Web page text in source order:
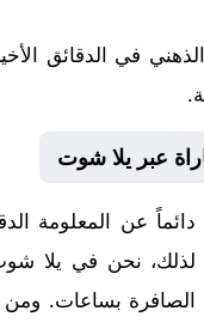
الذهني في الدقائق
عبر يلا شوت
عن المعلومة
نحن في يلا
الصافرة بساعات.